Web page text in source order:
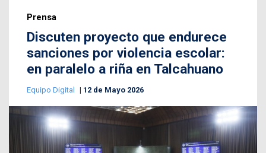
Prensa
Discuten proyecto que endurece
sanciones por violencia escolar:
en paralelo a riña en Talcahuano
Equipo Digital 12 de Mayo 2026